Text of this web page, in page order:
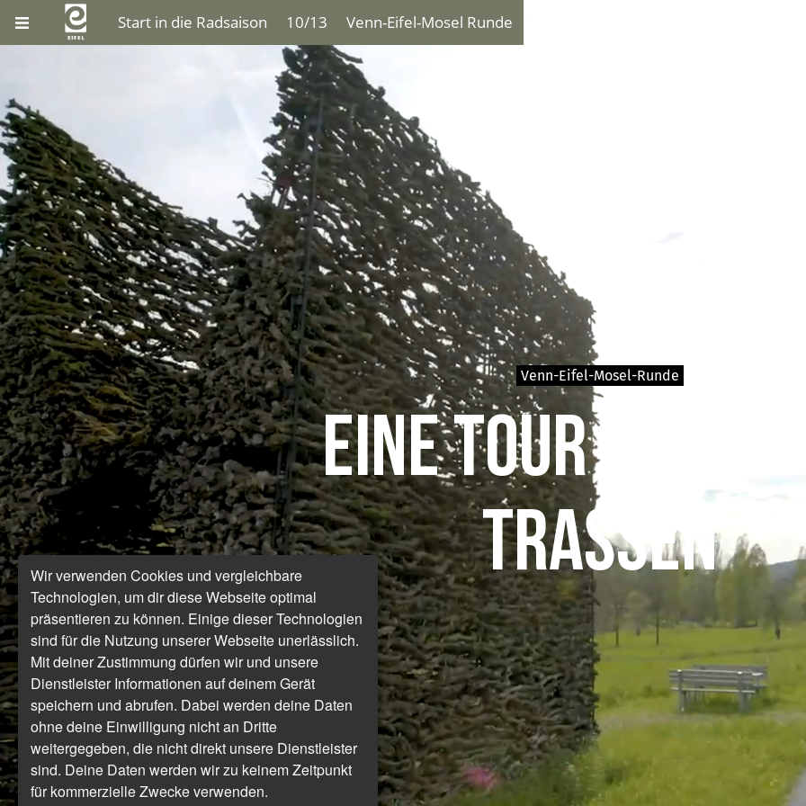
Start in die Radsaison 10/13 Venn-Eifel-Mosel Runde
Venn-Eifel-Mosel-Runde
Eine Tour auf
Trassen
Wir verwenden Cookies und vergleichbare
Technologien, um dir diese Webseite optimal
präsentieren zu können. Einige dieser Technologien
sind für die Nutzung unserer Webseite unerlässlich.
Mit deiner Zustimmung dürfen wir und unsere
Dienstleister Informationen auf deinem Gerät
speichern und abrufen. Dabei werden deine Daten
ohne deine Einwilligung nicht an Dritte
weitergegeben, die nicht direkt unsere Dienstleister
sind. Deine Daten werden wir zu keinem Zeitpunkt
für kommerzielle Zwecke verwenden.